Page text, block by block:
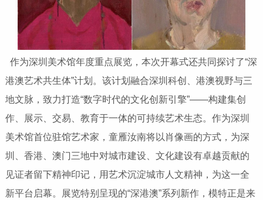
作为深圳美术馆年度重点展览，本次开幕式还共同探讨了“深
港澳艺术共生体”计划。该计划融合深圳科创、港澳视野与三
地文脉，致力打造“数字时代的文化创新引擎”——构建集创
作、展示、交易、教育于一体的可持续艺术生态。作为深圳
美术馆首位驻馆艺术家，童雁汝南将以肖像画的方式，为深
圳、香港、澳门三地中对城市建设、文化建设有卓越贡献的
见证者留下精神印记，用艺术沉淀城市人文精神，为这一全
新平台启幕。展览特别呈现的“深港澳”系列新作，模特正是来